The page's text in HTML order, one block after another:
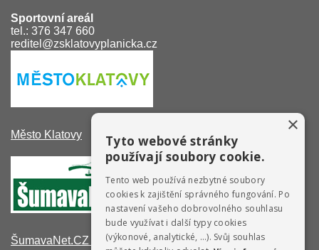
Sportovní areál
tel.: 376 347 660
reditel@zsklatovyplanicka.cz
Město Klatovy
ŠumavaNet.CZ - informace o regionu
×
Tyto webové stránky
používají soubory cookie.
Tento web používá nezbytné soubory
cookies k zajištění správného fungování. Po
nastavení vašeho dobrovolného souhlasu
bude využívat i další typy cookies
(výkonové, analytické, …). Svůj souhlas